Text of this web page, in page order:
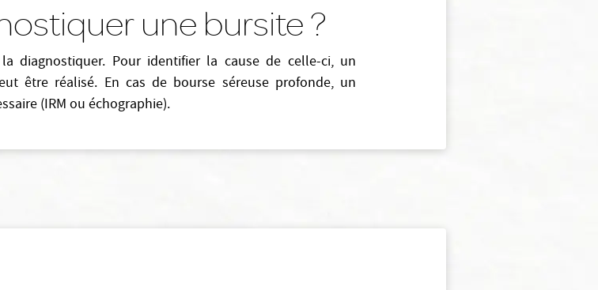
une bursite ?
diagnostiquer. Pour identifier la cause de celle-ci, un
être réalisé. En cas de bourse séreuse profonde, un
(IRM ou échographie).